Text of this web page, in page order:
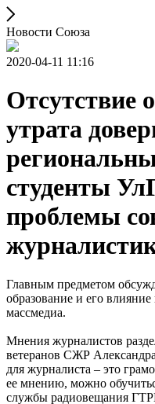
Новости Союза
2020-04-11 11:16
Отсутствие
утрата
студенты
проблемы
Главным предметом
образование и его
массмедиа.
Мнения журналистов
ветеранов СЖР
для журналиста – это
ее мнению, можно
службы радиовещания